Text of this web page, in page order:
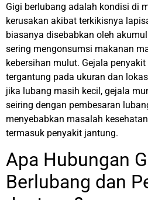
Gigi berlubang adalah kondisi di
kerusakan akibat terkikisnya
biasanya disebabkan oleh
sering mengonsumsi makanan
kebersihan mulut. Gejala
tergantung pada ukuran dan
jika lubang masih kecil, gejala
seiring dengan pembesaran
menyebabkan masalah
termasuk penyakit jantung.
Apa Hubungan
Berlubang dan